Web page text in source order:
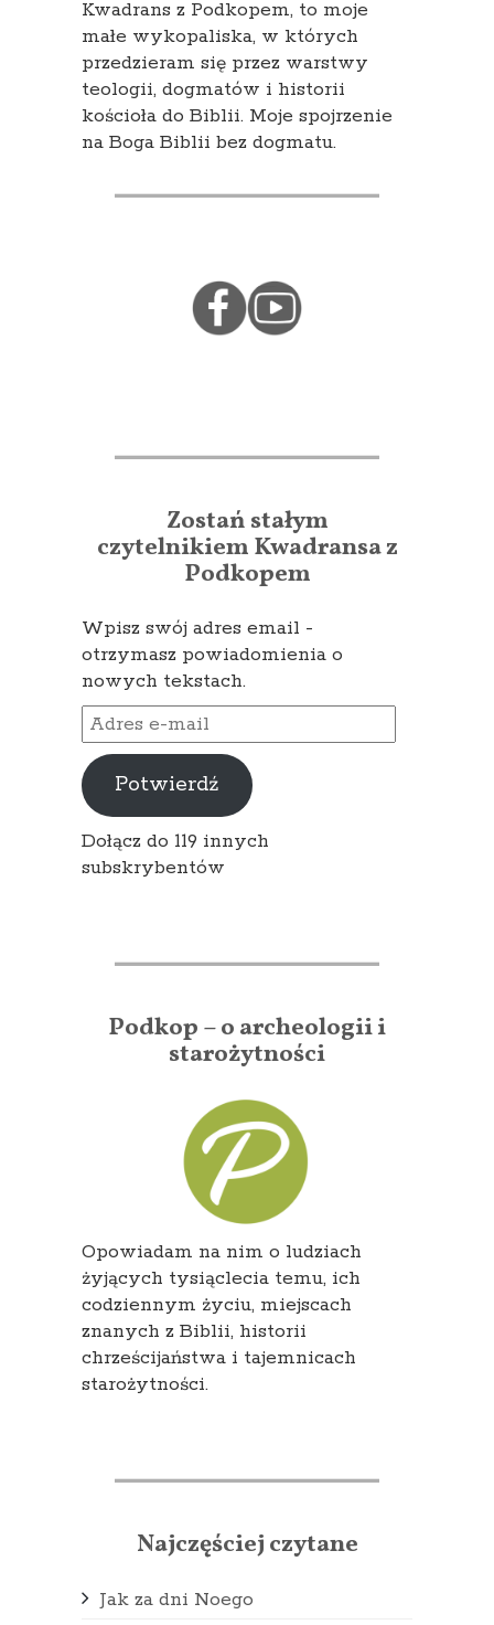
Kwadrans z Podkopem, to moje
małe wykopaliska, w których
przedzieram się przez warstwy
teologii, dogmatów i historii
kościoła do Biblii. Moje spojrzenie
na Boga Biblii bez dogmatu.
Zostań stałym
czytelnikiem Kwadransa z
Podkopem
Wpisz swój adres email -
otrzymasz powiadomienia o
nowych tekstach.
Adres
e-
mail
Potwierdź
Dołącz do 119 innych
subskrybentów
Podkop – o archeologii i
starożytności
Opowiadam na nim o ludziach
żyjących tysiąclecia temu, ich
codziennym życiu, miejscach
znanych z Biblii, historii
chrześcijaństwa i tajemnicach
starożytności.
Najczęściej czytane
Jak za dni Noego